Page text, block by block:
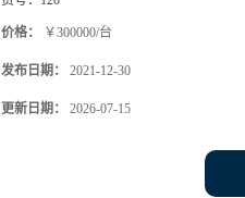
价格： ￥300000/台
发布日期： 2021-12-30
更新日期： 2026-07-15